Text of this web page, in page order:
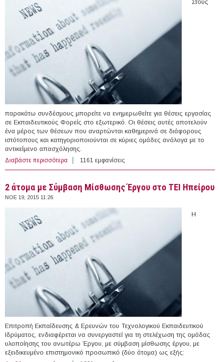
Στους
παρακάτω συνδέσμους μπορείτε να ενημερωθείτε για θέσεις εργασίας
σε Εκπαιδευτικούς Φορείς στο εξωτερικό. Οι θέσεις αυτές αποτελούν
ένα μέρος των θέσεων που αναρτώνται καθημερινά σε διάφορους
ιστότοπους και κατηγοριοποιούνται σε κύριες ομάδες ανάλογα με το
αντικείμενο απασχόλησης.
Διαβάστε περισσότερα για 20 θέσεις εργασίας σε Εκπαιδευτικούς Φορείς στο
εξωτερικό (20/11/2015)
1161 εμφανίσεις
2 άτομα με Σύμβαση Μίσθωσης Έργου στο ΤΕΙ Ηπείρου
ΝΟΕ 19, 2015 11:26
H
Επιτροπή Εκπαίδευσης & Ερευνών του Τεχνολογικού Εκπαιδευτικού
Ιδρύματος, ενδιαφέρεται να συνεργαστεί για τη στελέχωση της ομάδας
υλοποίησης του ανωτέρω Έργου, με σύμβαση μίσθωσης έργου, με
εξειδικευμένο επιστημονικό προσωπικό (δύο άτομα) ως εξής: